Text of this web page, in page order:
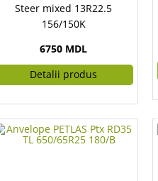
Steer mixed 13R22.5
156/150K
6750 MDL
Detalii produs